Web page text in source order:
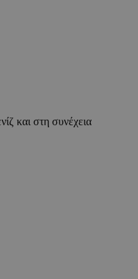
και στη συνέχεια